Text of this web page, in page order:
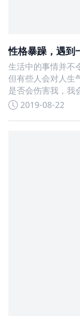
性格暴躁，遇到
生活中的事情并不
但有些人会对人生
是否会伤害我，我
改变，下次也是如此
2019-08-22